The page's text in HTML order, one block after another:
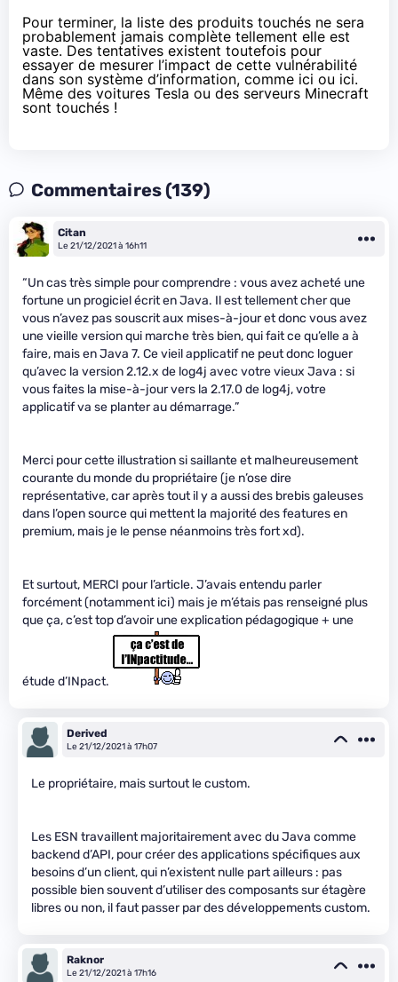
Pour terminer, la liste des produits touchés ne sera
probablement jamais complète tellement elle est
vaste. Des tentatives existent toutefois pour
essayer de mesurer l’impact de cette vulnérabilité
dans son système d’information, comme ici ou ici.
Même des voitures Tesla ou des serveurs Minecraft
sont touchés !
Commentaires (139)
Citan
Le 21/12/2021 à 16h11
“Un cas très simple pour comprendre : vous avez acheté une
fortune un progiciel écrit en Java. Il est tellement cher que
vous n’avez pas souscrit aux mises-à-jour et donc vous avez
une vieille version qui marche très bien, qui fait ce qu’elle a à
faire, mais en Java 7. Ce vieil applicatif ne peut donc loguer
qu’avec la version 2.12.x de log4j avec votre vieux Java : si
vous faites la mise-à-jour vers la 2.17.0 de log4j, votre
applicatif va se planter au démarrage.”
Merci pour cette illustration si saillante et malheureusement
courante du monde du propriétaire (je n’ose dire
représentative, car après tout il y a aussi des brebis galeuses
dans l’open source qui mettent la majorité des features en
premium, mais je le pense néanmoins très fort xd).
Et surtout, MERCI pour l’article. J’avais entendu parler
forcément (notamment ici) mais je m’étais pas renseigné plus
que ça, c’est top d’avoir une explication pédagogique + une
étude d’INpact.
Derived
Le 21/12/2021 à 17h07
Le propriétaire, mais surtout le custom.
Les ESN travaillent majoritairement avec du Java comme
backend d’API, pour créer des applications spécifiques aux
besoins d’un client, qui n’existent nulle part ailleurs : pas
possible bien souvent d’utiliser des composants sur étagère
libres ou non, il faut passer par des développements custom.
Raknor
Le 21/12/2021 à 17h16